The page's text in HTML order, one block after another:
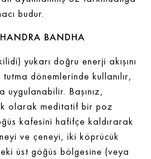
budur.
BANDHA
yukarı doğru enerji akışını
dönemlerinde kullanılır,
Başınız,
olarak meditatif bir poz
kafesini hafifçe kaldırarak
ve çeneyi, iki köprücük
üst göğüs bölgesine (veya